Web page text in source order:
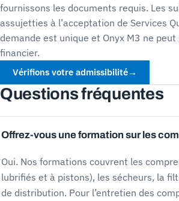
fournissons les documents requis. Les
assujetties à l’acceptation de Services
demande est unique et Onyx M3 ne
financier.
Vérifions votre admissibilité→
Questions fréquentes
Offrez-vous une formation sur les
Oui. Nos formations couvrent les
lubrifiés et à pistons), les sécheurs, la
de distribution. Pour l’entretien des